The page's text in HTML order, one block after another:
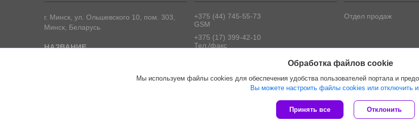
г. Минск, ул. Ольшевского 10, пом. 303,
Минск, Беларусь
+375 (44) 745-55-73
GSM
+375 (17) 399-42-10
Тел./факс
Отдел продаж
Сайт создан на платформе Deal.by
Политика обработки файлов cookies
Обработка файлов cookie
Мы используем файлы cookies для обеспечения удобства пользователей портала и
Вы можете настроить файлы cookies или отключить
Принять все Отклонить